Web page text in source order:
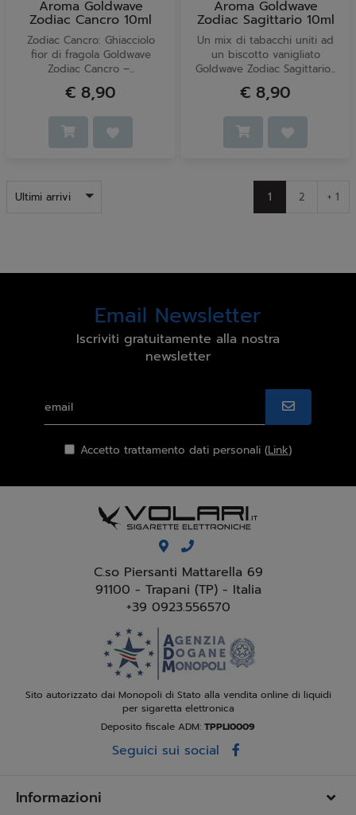
Aroma Goldwave
Zodiac Cancro 10ml
Zodiac Cancro: Ghiacciolo
fior di fragola Goldwave
Zodiac Cancro –...
€ 8,90
Aroma Goldwave
Zodiac Sagittario 10ml
Un mix di tabacchi uniti ad
un biscotto vanigliato
Goldwave Zodiac Sagittario...
€ 8,90
Ultimi arrivi 1 2 + 1
Email Newsletter
Iscriviti gratuitamente alla nostra
newsletter
Accetto trattamento dati personali (Link)
C.so Piersanti Mattarella 69
91100 - Trapani (TP) - Italia
+39 0923.556570
Sito autorizzato dai Monopoli di Stato alla vendita online di liquidi
per sigaretta elettronica
Deposito fiscale ADM: TPPLI0009
Seguici sui social
Informazioni